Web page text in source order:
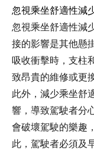
忽視乘坐舒適性減
忽視乘坐舒適性減
接的影響是其他懸
吸收衝擊時，支柱
致昂貴的維修或更換
此外，減少乘坐舒
響，導致駕駛者分
會破壞駕駛的樂趣
此，駕駛者必須及